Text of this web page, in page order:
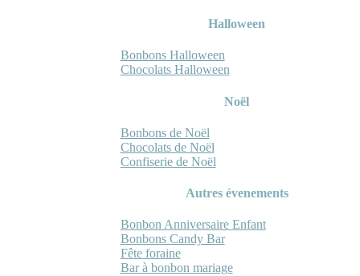
Halloween
Bonbons Halloween
Chocolats Halloween
Noël
Bonbons de Noël
Chocolats de Noël
Confiserie de Noël
Autres évenements
Bonbon Anniversaire Enfant
Bonbons Candy Bar
Fête foraine
Bar à bonbon mariage